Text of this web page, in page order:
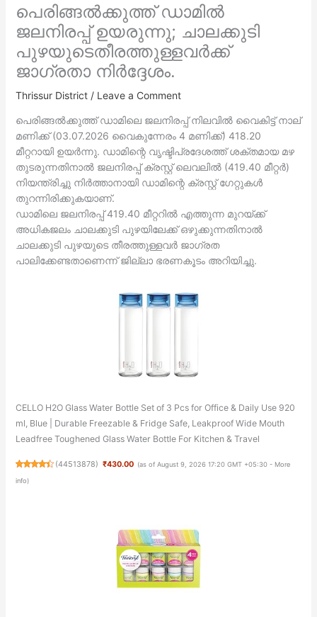
പെരിങ്ങല്‍ക്കുത്ത് ഡാമില്‍
ജലനിരപ്പ് ഉയരുന്നു; ചാലക്കുടി
പുഴയുടെതീരത്തുള്ളവര്‍ക്ക്
ജാഗ്രതാ നിര്‍ദ്ദേശം.
Thrissur District/ Leave a Comment
പെരിങ്ങല്‍ക്കുത്ത് ഡാമിലെ ജലനിരപ്പ് നിലവില്‍ വൈകിട്ട് നാല്
മണിക്ക് (03.07.2026 വൈകുന്നേരം 4 മണിക്ക്) 418.20
മീറ്ററായി ഉയര്‍ന്നു. ഡാമിന്റെ വൃഷ്ടിപ്രദേശത്ത് ശക്തമായ മഴ
തുടരുന്നതിനാല്‍ ജലനിരപ്പ് ക്രസ്റ്റ് ലെവലില്‍ (419.40 മീറ്റര്‍)
നിയന്ത്രിച്ചു നിര്‍ത്താനായി ഡാമിന്റെ ക്രസ്റ്റ് ഗേറ്റുകള്‍
തുറന്നിരിക്കുകയാണ്.
ഡാമിലെ ജലനിരപ്പ് 419.40 മീറ്ററില്‍ എത്തുന്ന മുറയ്ക്ക്
അധികജലം ചാലക്കുടി പുഴയിലേക്ക് ഒഴുക്കുന്നതിനാല്‍
ചാലക്കുടി പുഴയുടെ തീരത്തുള്ളവര്‍ ജാഗ്രത
പാലിക്കേണ്ടതാണെന്ന് ജില്ലാ ഭരണകൂടം അറിയിച്ചു.
CELLO H2O Glass Water Bottle Set of 3 Pcs for Office & Daily Use 920
ml, Blue | Durable Freezable & Fridge Safe, Leakproof Wide Mouth
Leadfree Toughened Glass Water Bottle For Kitchen & Travel
(44513878) ₹430.00 (as of August 9, 2026 17:20 GMT +05:30 - More
info)